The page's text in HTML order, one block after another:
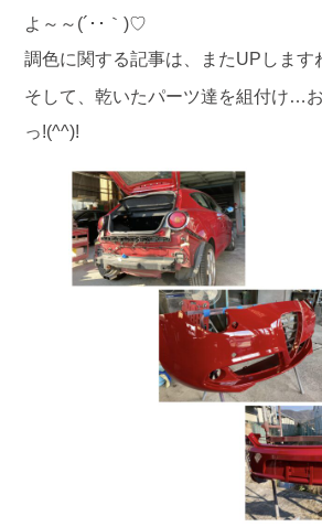
よ～～(´･･｀)♡
調色に関する記事は、またUPしま
そして、乾いたパーツ達を組付け…
っ!(^^)!